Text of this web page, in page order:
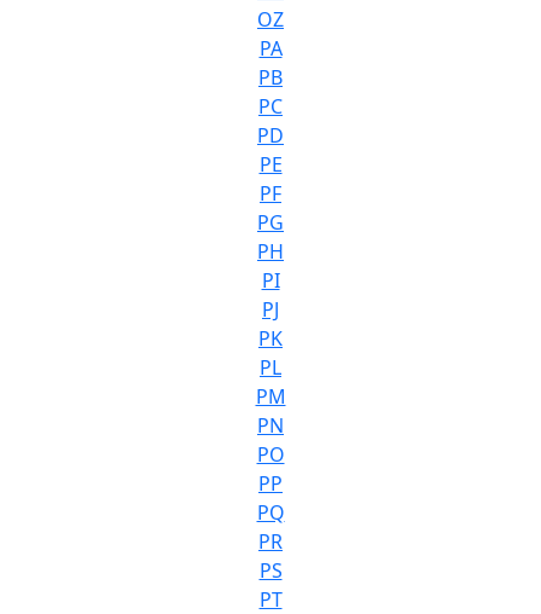
OZ
PA
PB
PC
PD
PE
PF
PG
PH
PI
PJ
PK
PL
PM
PN
PO
PP
PQ
PR
PS
PT